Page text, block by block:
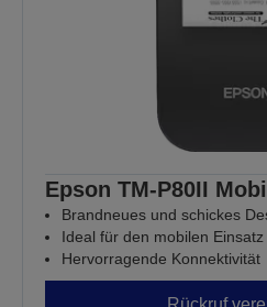
Epson TM-P80II
Brandneues und schickes
Ideal für den mobilen Einsatz
Hervorragende Konnektivität